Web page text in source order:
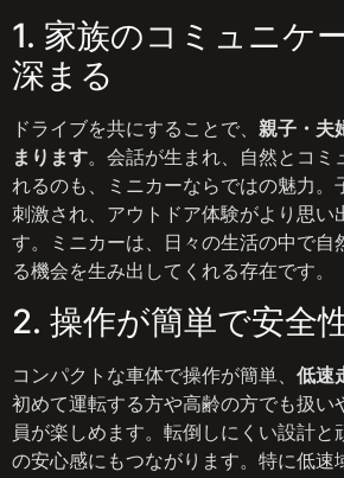
1. 家族のコミュニケ
深まる
ドライブを共にすることで、 親子・夫
まります。会話が生まれ、自然とコミ
れるのも、ミニカーならではの魅力。
刺激され、アウトドア体験がより思い
す。ミニカーは、日々の生活の中で自
る機会を生み出してくれる存在です。
2. 操作が簡単で安全
コンパクトな車体で操作が簡単、 低速
初めて運転する方や高齢の方でも扱い
員が楽しめます。転倒しにくい設計と
の安心感にもつながります。特に低速